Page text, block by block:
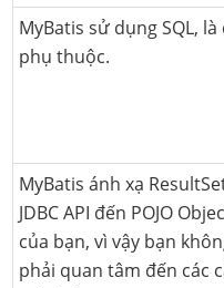
MyBatis sử dụng SQL, là
phụ thuộc.
MyBatis ánh xạ
JDBC API đến POJO
của bạn, vì vậy bạn
phải quan tâm đến các